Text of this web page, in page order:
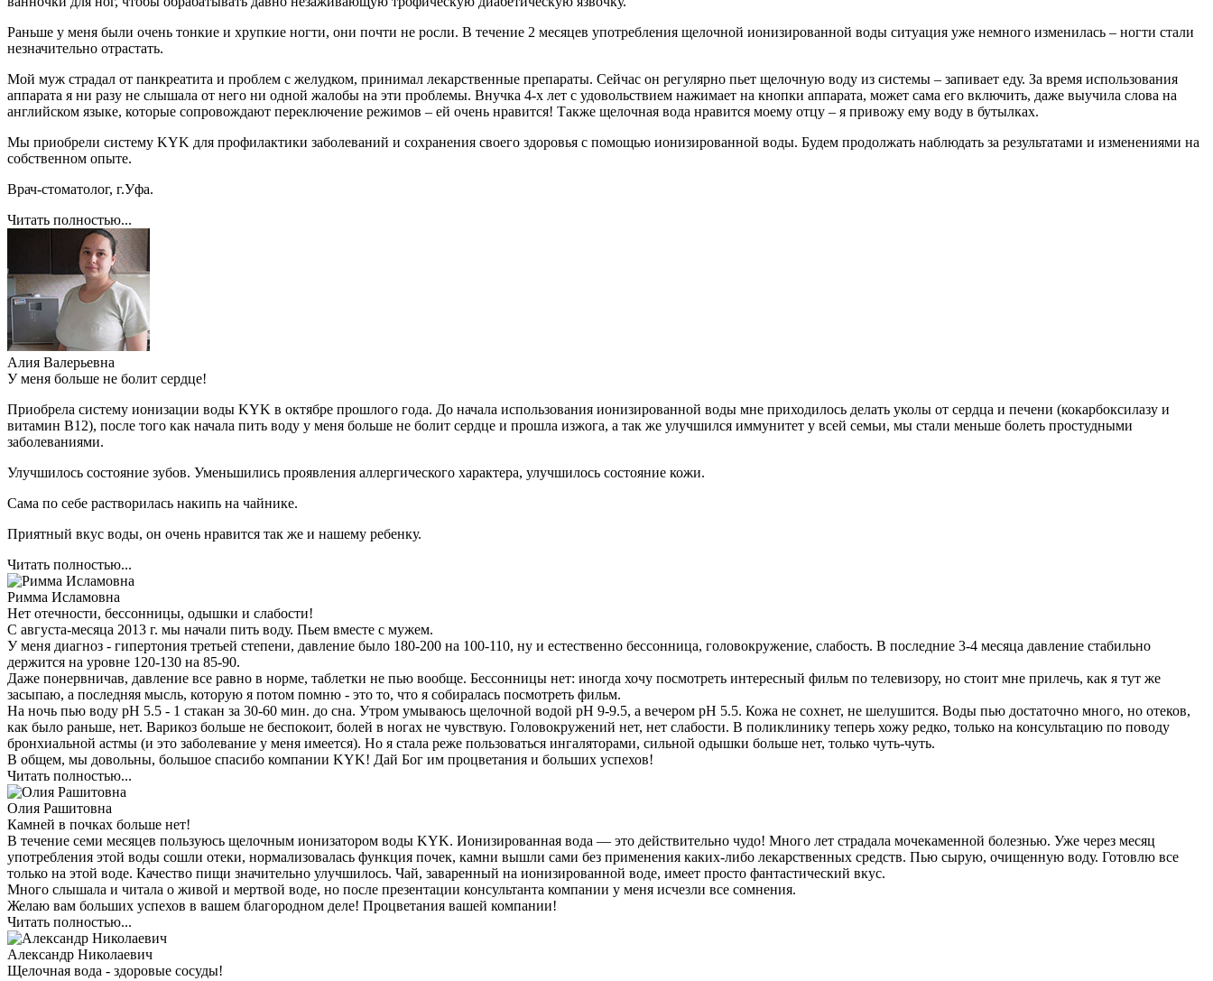
Раньше у меня были очень тонкие и хрупкие ногти, они почти не росли. В течение 2 месяцев употребления щелочной ионизированной воды ситуация уже немного изменилась – ногти стали
незначительно отрастать.
Мой муж страдал от панкреатита и проблем с желудком, принимал лекарственные препараты. Сейчас он регулярно пьет щелочную воду из системы – запивает еду. За время использования
аппарата я ни разу не слышала от него ни одной жалобы на эти проблемы. Внучка 4-х лет с удовольствием нажимает на кнопки аппарата, может сама его включить, даже выучила слова на
английском языке, которые сопровождают переключение режимов – ей очень нравится! Также щелочная вода нравится моему отцу – я привожу ему воду в бутылках.
Мы приобрели систему KYK для профилактики заболеваний и сохранения своего здоровья с помощью ионизированной воды. Будем продолжать наблюдать за результатами и изменениями на
собственном опыте.
Врач-стоматолог, г.Уфа.
Читать полностью...
Алия Валерьевна
У меня больше не болит сердце!
Приобрела систему ионизации воды KYK в октябре прошлого года. До начала использования ионизированной воды мне приходилось делать уколы от сердца и печени (кокарбоксилазу и
витамин В12), после того как начала пить воду у меня больше не болит сердце и прошла изжога, а так же улучшился иммунитет у всей семьи, мы стали меньше болеть простудными
заболеваниями.
Улучшилось состояние зубов. Уменьшились проявления аллергического характера, улучшилось состояние кожи.
Сама по себе растворилась накипь на чайнике.
Приятный вкус воды, он очень нравится так же и нашему ребенку.
Читать полностью...
Римма Исламовна
Нет отечности, бессонницы, одышки и слабости!
С августа-месяца 2013 г. мы начали пить воду. Пьем вместе с мужем.
У меня диагноз - гипертония третьей степени, давление было 180-200 на 100-110, ну и естественно бессонница, головокружение, слабость. В последние 3-4 месяца давление стабильно
держится на уровне 120-130 на 85-90.
Даже понервничав, давление все равно в норме, таблетки не пью вообще. Бессонницы нет: иногда хочу посмотреть интересный фильм по телевизору, но стоит мне прилечь, как я тут же
засыпаю, а последняя мысль, которую я потом помню - это то, что я собиралась посмотреть фильм.
На ночь пью воду pH 5.5 - 1 стакан за 30-60 мин. до сна. Утром умываюсь щелочной водой pH 9-9.5, а вечером pH 5.5. Кожа не сохнет, не шелушится. Воды пью достаточно много, но отеков,
как было раньше, нет. Варикоз больше не беспокоит, болей в ногах не чувствую. Головокружений нет, нет слабости. В поликлинику теперь хожу редко, только на консультацию по поводу
бронхиальной астмы (и это заболевание у меня имеется). Но я стала реже пользоваться ингаляторами, сильной одышки больше нет, только чуть-чуть.
В общем, мы довольны, большое спасибо компании KYK! Дай Бог им процветания и больших успехов!
Читать полностью...
Олия Рашитовна
Камней в почках больше нет!
В течение семи месяцев пользуюсь щелочным ионизатором воды KYK. Ионизированная вода — это действительно чудо! Много лет страдала мочекаменной болезнью. Уже через месяц
употребления этой воды сошли отеки, нормализовалась функция почек, камни вышли сами без применения каких-либо лекарственных средств. Пью сырую, очищенную воду. Готовлю все
только на этой воде. Качество пищи значительно улучшилось. Чай, заваренный на ионизированной воде, имеет просто фантастический вкус.
Много слышала и читала о живой и мертвой воде, но после презентации консультанта компании у меня исчезли все сомнения.
Желаю вам больших успехов в вашем благородном деле! Процветания вашей компании!
Читать полностью...
Александр Николаевич
Щелочная вода - здоровые сосуды!